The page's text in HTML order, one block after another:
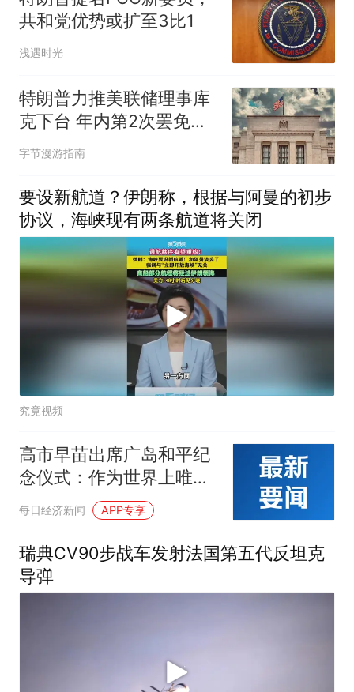
共和党优势或扩至3比1
浅遇时光
特朗普力推美联储理事库
克下台 年内第2次罢免行
动引争议
字节漫游指南
要设新航道？伊朗称，根据与阿曼的初步
协议，海峡现有两条航道将关闭
究竟视频
高市早苗出席广岛和平纪
念仪式：作为世界上唯一
在战争中遭受核爆的国
家，日本坚持“无核三原
则”；美驻日大使缺席！
每日经济新闻 APP专享
瑞典CV90步战车发射法国第五代反坦克
导弹